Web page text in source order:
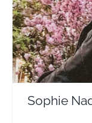
Sophie